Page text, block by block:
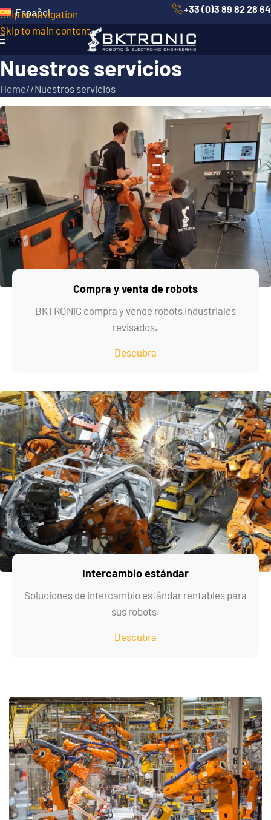
Skip to navigation
Skip to main content
Español +33 (0)3 89 82 28 64
Nuestros servicios
Home/ Nuestros servicios
Compra y venta de robots
BKTRONIC compra y vende robots industriales
revisados.
Descubra
Intercambio estándar
Soluciones de intercambio estándar rentables para
sus robots.
Descubra